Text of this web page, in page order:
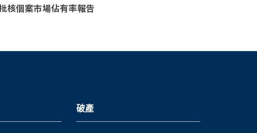
核個案市場佔有率報告
破產